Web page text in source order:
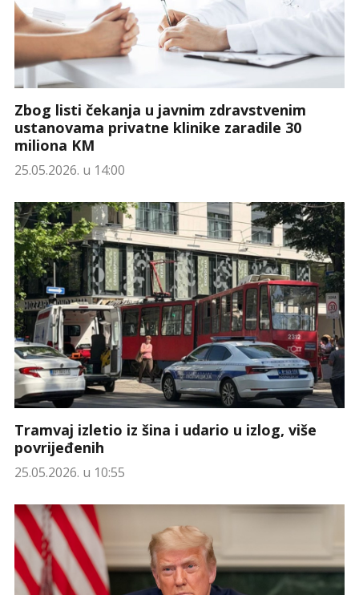
Zbog listi čekanja u javnim zdravstvenim
ustanovama privatne klinike zaradile 30
miliona KM
25.05.2026. u 14:00
Tramvaj izletio iz šina i udario u izlog, više
povrijeđenih
25.05.2026. u 10:55